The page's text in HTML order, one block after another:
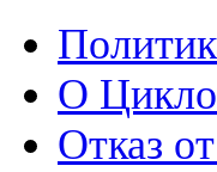
О
Отказ